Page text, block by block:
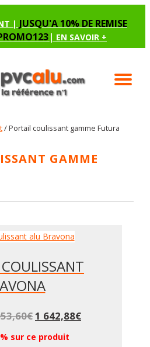
| JUSQU'A 10% DE REMISE
| EN SAVOIR +
/ Portail coulissant gamme Futura
GAMME
€1 642,88€
sur ce produit